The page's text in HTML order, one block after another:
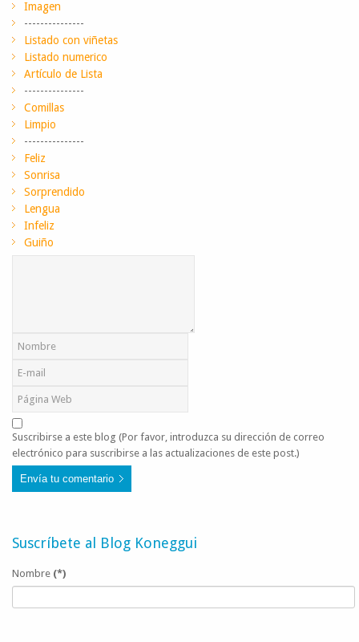
Imagen
---------------
Listado con viñetas
Listado numerico
Artículo de Lista
---------------
Comillas
Limpio
---------------
Feliz
Sonrisa
Sorprendido
Lengua
Infeliz
Guiño
Suscribirse a este blog (Por favor, introduzca su dirección de correo
electrónico para suscribirse a las actualizaciones de este post.)
Envía tu comentario
Suscríbete al Blog Koneggui
Nombre (*)